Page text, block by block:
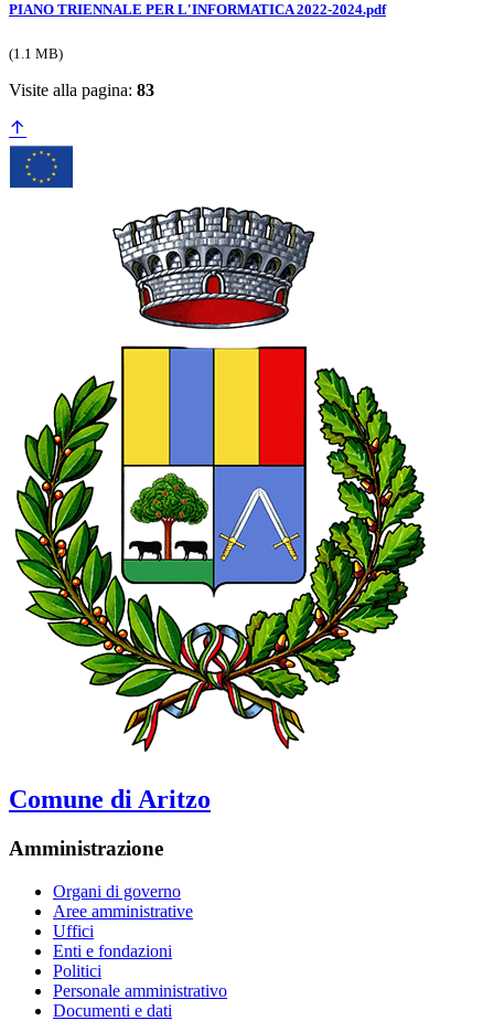
PIANO TRIENNALE PER L'INFORMATICA 2022-2024.pdf
(1.1 MB)
Visite alla pagina: 83
Comune di Aritzo
Amministrazione
Organi di governo
Aree amministrative
Uffici
Enti e fondazioni
Politici
Personale amministrativo
Documenti e dati